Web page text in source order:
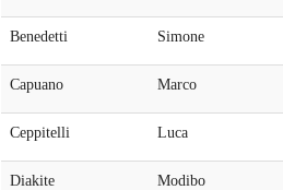
Benedetti Simone
Capuano Marco
Ceppitelli Luca
Diakite Modibo